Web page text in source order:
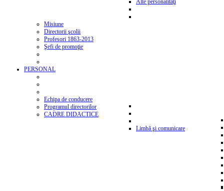
Alte personalităţi
Misiune
Directorii şcolii
Profesori 1863-2013
Şefi de promoţie
PERSONAL
Echipa de conducere
Programul directorilor
CADRE DIDACTICE
Limbă şi comunicare